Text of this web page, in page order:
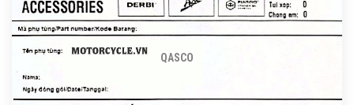
QASCO